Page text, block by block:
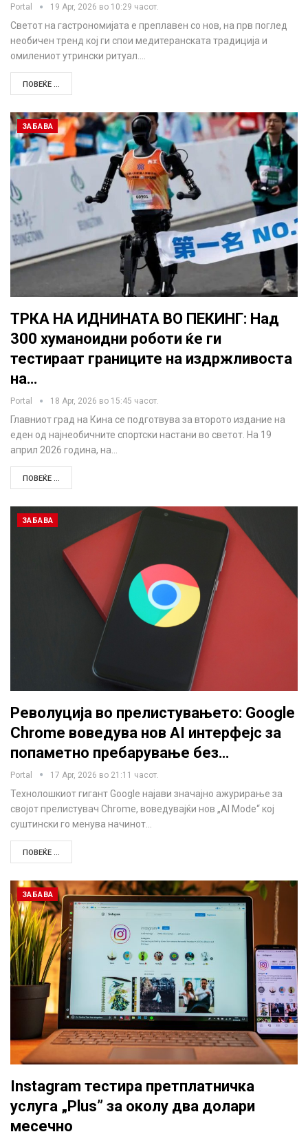
Portal 19 Apr, 2026 во 10:29 часот.
Светот на гастрономијата е преплавен со нов, на прв поглед
необичен тренд кој ги спои медитеранската традиција и
омилениот утрински ритуал.…
ПОВЕЌЕ ...
ЗАБАВА
ТРКА НА ИДНИНАТА ВО ПЕКИНГ: Над
300 хуманоидни роботи ќе ги
тестираат границите на издржливоста
на…
Portal 18 Apr, 2026 во 15:45 часот.
Главниот град на Кина се подготвува за второто издание на
еден од најнеобичните спортски настани во светот. На 19
април 2026 година, на…
ПОВЕЌЕ ...
ЗАБАВА
Револуција во прелистувањето: Google
Chrome воведува нов AI интерфејс за
попаметно пребарување без…
Portal 17 Apr, 2026 во 21:11 часот.
Технолошкиот гигант Google најави значајно ажурирање за
својот прелистувач Chrome, воведувајќи нов „AI Mode“ кој
суштински го менува начинот…
ПОВЕЌЕ ...
ЗАБАВА
Instagram тестира претплатничка
услуга „Plus” за околу два долари
месечно